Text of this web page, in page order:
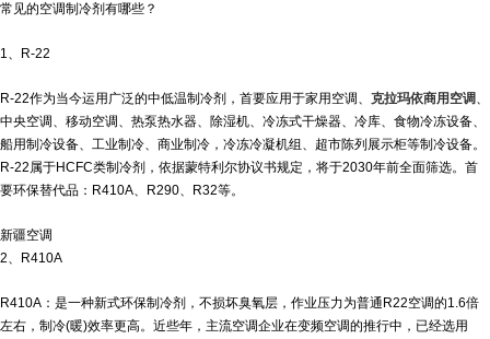
常见的空调制冷剂有哪些？
1、R-22
R-22作为当今运用广泛的中低温制冷剂，首要应用于家用空调、 克拉玛依商用空调、
中央空调、移动空调、热泵热水器、除湿机、冷冻式干燥器、冷库、食物冷冻设备、
船用制冷设备、工业制冷、商业制冷，冷冻冷凝机组、超市陈列展示柜等制冷设备。
R-22属于HCFC类制冷剂，依据蒙特利尔协议书规定，将于2030年前全面筛选。首
要环保替代品：R410A、R290、R32等。
新疆空调
2、R410A
R410A：是一种新式环保制冷剂，不损坏臭氧层，作业压力为普通R22空调的1.6倍
左右，制冷(暖)效率更高。近些年，主流空调企业在变频空调的推行中，已经选用